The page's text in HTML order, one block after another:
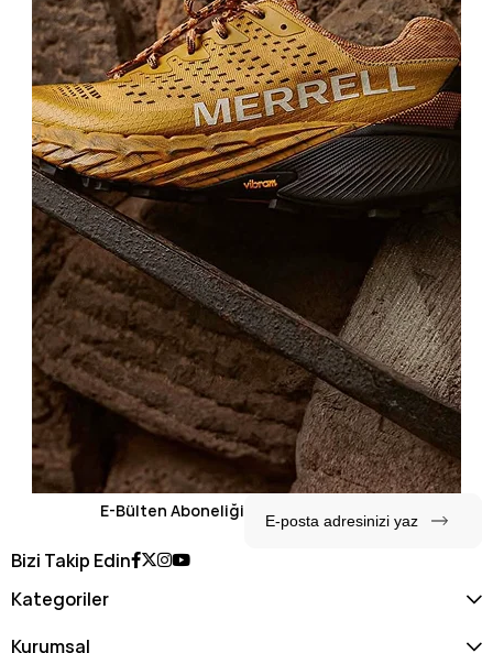
E-Bülten Aboneliği
Bizi Takip Edin
Kategoriler
Kurumsal